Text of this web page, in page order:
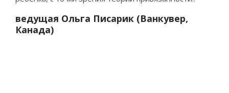
ведущая Ольга Писарик (Ванкувер,
Канада)